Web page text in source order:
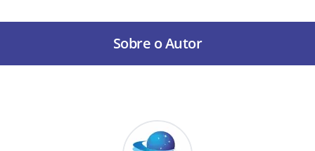
Sobre o Autor